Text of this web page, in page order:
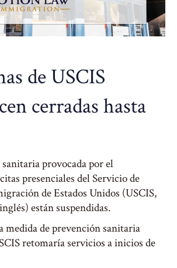
de USCIS
cerradas hasta
provocada por el
presenciales del Servicio de
de Estados Unidos (USCIS,
están suspendidas.
medida de prevención sanitaria
retomaría servicios a inicios de